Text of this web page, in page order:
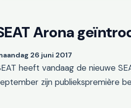
Arona
26 juni 2017
heeft vandaag de nieuwe
zijn publiekspremière